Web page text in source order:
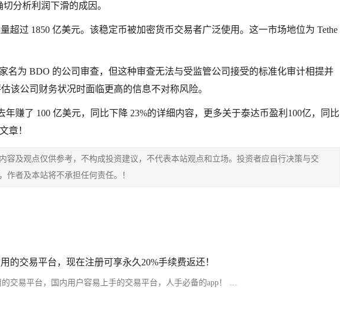
分析利润下滑的成因。
超过 1850 亿美元。该稳定币被加密货币交易者广泛使用。这一市场地位为 Tethe
名为 BDO 的公司审查，但这种审查无法与受监管公司接受的标准化审计相提并
该公司财务状况时面临更高的信息不对称风险。
年赚了 100 亿美元，同比下降 23%的详细内容，更多关于泰达币盈利100亿，同比
章！
容及观点仅供参考，不构成投资建议，不代表本站观点和立场。投资者应自行决策与交
作者及本站将不承担任何责任。！
的交易平台，现在注册可享永久20%手续费返还！
的交易平台，国内用户容易上手的交易平台，人手必备的app！ …